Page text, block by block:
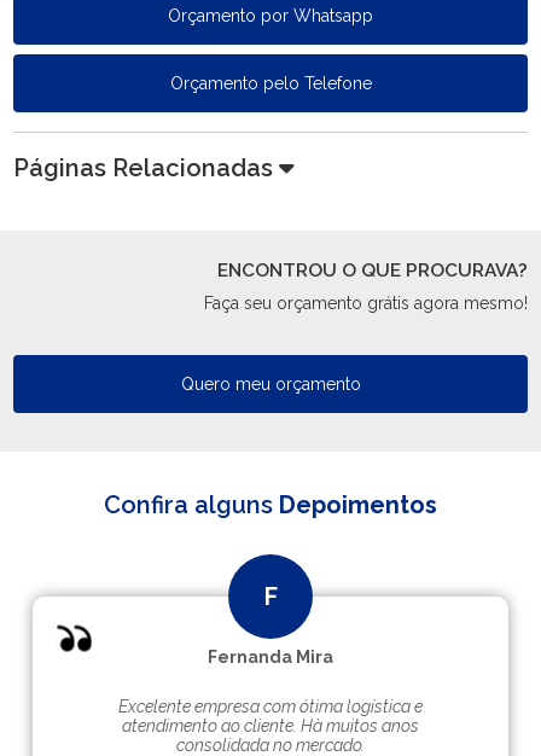
Orçamento por Whatsapp
Orçamento pelo Telefone
Páginas Relacionadas
ENCONTROU O QUE PROCURAVA?
Faça seu orçamento grátis agora mesmo!
Quero meu orçamento
Confira alguns Depoimentos
Fernanda Mira
Excelente empresa com ótima logística e
atendimento ao cliente. Hà muitos anos
consolidada no mercado.